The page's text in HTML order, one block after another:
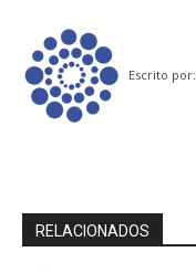
Escrito por:
RELACIONADOS